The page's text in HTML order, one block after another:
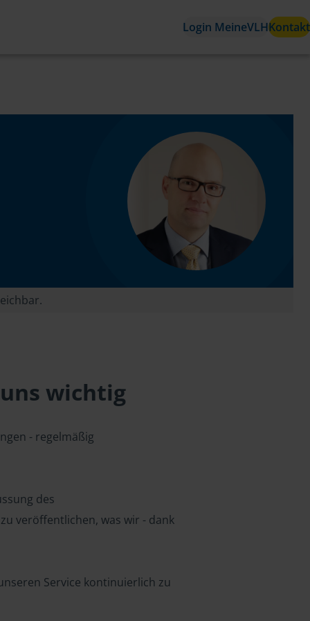
Login MeineVLHKontakt
wichtig
- regelmäßig
des
veröffentlichen, was wir - dank
Service kontinuierlich zu